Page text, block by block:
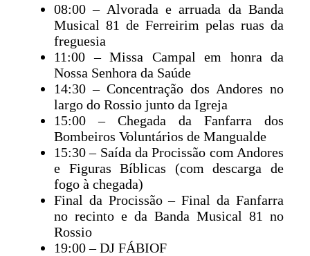
08:00 – Alvorada e arruada da Banda
Musical 81 de Ferreirim pelas ruas da
freguesia
11:00 – Missa Campal em honra da
Nossa Senhora da Saúde
14:30 – Concentração dos Andores no
largo do Rossio junto da Igreja
15:00 – Chegada da Fanfarra dos
Bombeiros Voluntários de Mangualde
15:30 – Saída da Procissão com Andores
e Figuras Bíblicas (com descarga de
fogo à chegada)
Final da Procissão – Final da Fanfarra
no recinto e da Banda Musical 81 no
Rossio
19:00 – DJ FÁBIOF